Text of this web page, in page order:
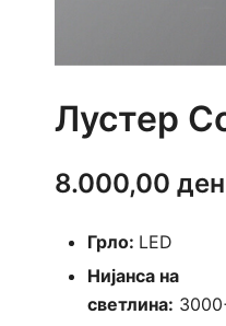
Лустер
8.000,00 ден
Грло: LED
Нијанса на
светлина: